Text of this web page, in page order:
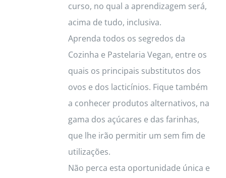
curso, no qual a aprendizagem será,
acima de tudo, inclusiva.
Aprenda todos os segredos da
Cozinha e Pastelaria Vegan, entre os
quais os principais substitutos dos
ovos e dos lacticínios. Fique também
a conhecer produtos alternativos, na
gama dos açúcares e das farinhas,
que lhe irão permitir um sem fim de
utilizações.
Não perca esta oportunidade única e